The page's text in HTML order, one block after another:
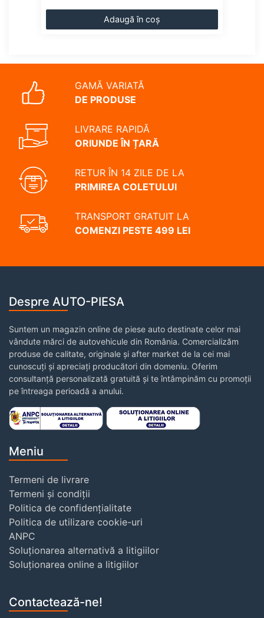
Adaugă în coș
GAMĂ VARIATĂ
DE PRODUSE
LIVRARE RAPIDĂ
ORIUNDE ÎN ȚARĂ
RETUR ÎN 14 ZILE DE LA
PRIMIREA COLETULUI
TRANSPORT GRATUIT LA
COMENZI PESTE 499 LEI
Despre AUTO-PIESA
Suntem un magazin online de piese auto destinate celor mai
vândute mărci de autovehicule din România. Comercializăm
produse de calitate, originale și after market de la cei mai
cunoscuți și apreciați producători din domeniu. Oferim
consultanță personalizată gratuită și te întâmpinăm cu promoții
pe întreaga perioadă a anului.
Meniu
Termeni de livrare
Termeni și condiții
Politica de confidențialitate
Politica de utilizare cookie-uri
ANPC
Soluționarea alternativă a litigiilor
Soluționarea online a litigiilor
Contactează-ne!